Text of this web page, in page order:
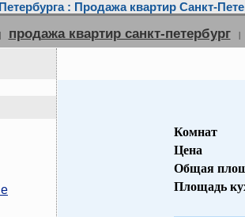
: Продажа квартир Санкт-
| продажа квартир санкт-петербург |
Комнат
Цена
Общая
Площадь